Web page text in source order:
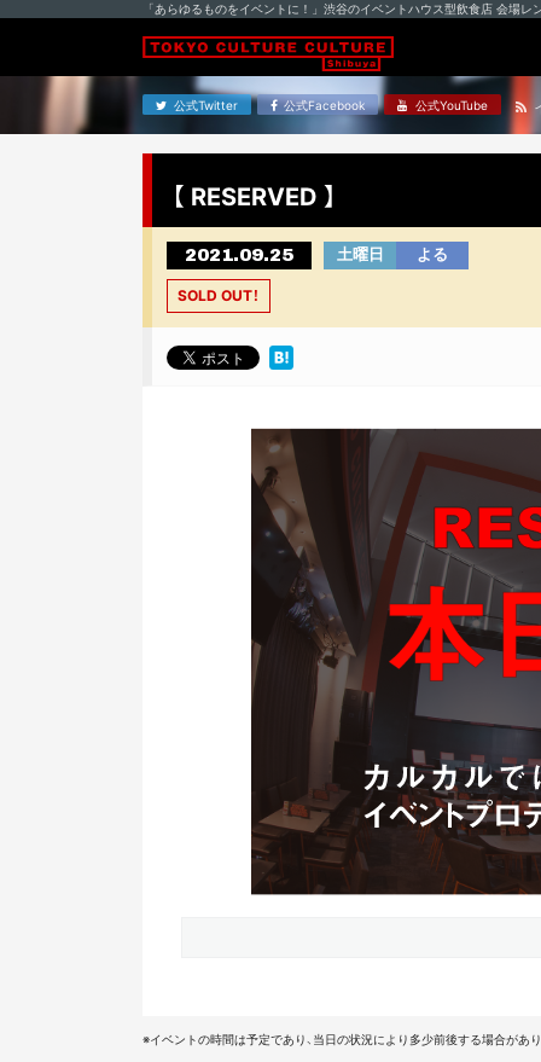
「あらゆるものをイベントに！」渋谷のイベントハウス型飲食店 会場レ
公式Twitter 公式Facebook 公式YouTube
【 RESERVED 】
2021.09.25 土曜日 よる
SOLD OUT！
※イベントの時間は予定であり、当日の状況により多少前後する場合があ